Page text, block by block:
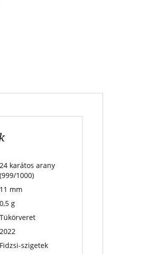
24 karátos arany
(999/1000)
11 mm
0,5 g
Tükörveret
2022
Fidzsi-szigetek